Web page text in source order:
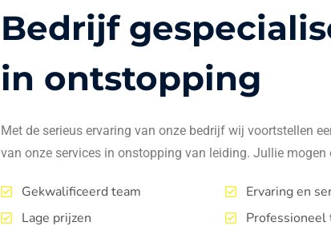
Bedrijf
in ontstopping
Met de serieus ervaring van onze bedrijf wij voortstellen
van onze services in onstopping van leiding. Jullie mogen
Gekwalificeerd team
Lage prijzen
Ervaring en
Professioneel